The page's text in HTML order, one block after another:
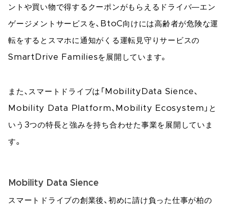
ントや買い物で得するクーポンがもらえるドライバ―エン
ゲージメントサービスを、BtoC向けには高齢者が危険な運
転をするとスマホに通知がくる運転見守りサービスの
SmartDrive Familiesを展開しています。
また、スマートドライブは「MobilityData Sience、
Mobility Data Platform、Mobility Ecosystem」と
いう3つの特長と強みを持ち合わせた事業を展開していま
す。
Mobility Data Sience
スマートドライブの創業後、初めに請け負った仕事が柏の